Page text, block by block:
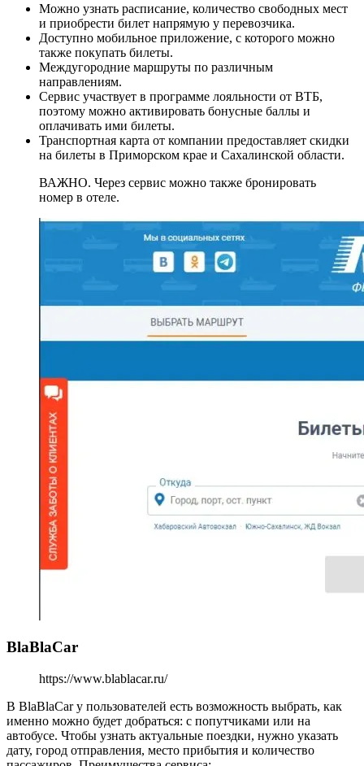
Можно узнать расписание, количество свободных мест
и приобрести билет напрямую у перевозчика.
Доступно мобильное приложение, с которого можно
также покупать билеты.
Междугородние маршруты по различным
направлениям.
Сервис участвует в программе лояльности от ВТБ,
поэтому можно активировать бонусные баллы и
оплачивать ими билеты.
Транспортная карта от компании предоставляет скидки
на билеты в Приморском крае и Сахалинской области.
ВАЖНО. Через сервис можно также бронировать
номер в отеле.
BlaBlaCar
https://www.blablacar.ru/
В BlaBlaCar у пользователей есть возможность выбрать, как
именно можно будет добраться: с попутчиками или на
автобусе. Чтобы узнать актуальные поездки, нужно указать
дату, город отправления, место прибытия и количество